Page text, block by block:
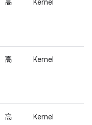
高 Kernel
高 Kernel
高 Kernel